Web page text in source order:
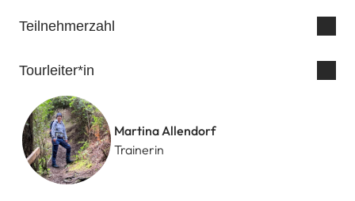
Teilnehmerzahl
Tourleiter*in
Martina Allendorf
Trainerin